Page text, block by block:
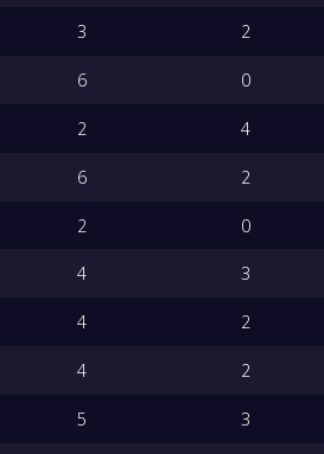
3 2
6 0
2 4
6 2
2 0
4 3
4 2
4 2
5 3